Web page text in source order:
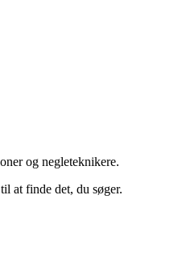
og negleteknikere.
at finde det, du søger.